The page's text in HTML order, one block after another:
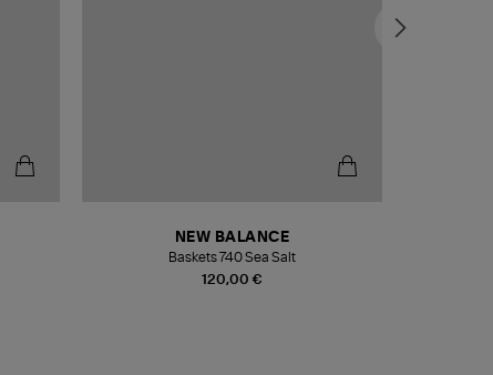
120,00 €
NEW BALANCE
Baskets 740 Sea Salt